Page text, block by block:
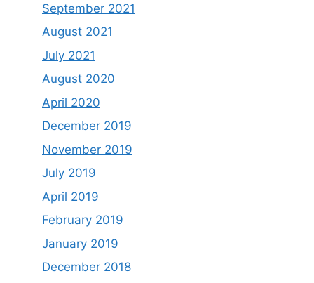
September 2021
August 2021
July 2021
August 2020
April 2020
December 2019
November 2019
July 2019
April 2019
February 2019
January 2019
December 2018